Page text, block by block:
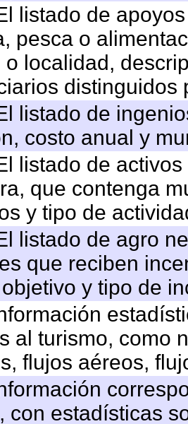
listado de
pesca o
o localidad,
distinguidos
listado de
costo anual y
listado de
que contenga
y tipo de
listado de agro
que reciben
y tipo de
al turismo, como
flujos aéreos,
con estadísticas